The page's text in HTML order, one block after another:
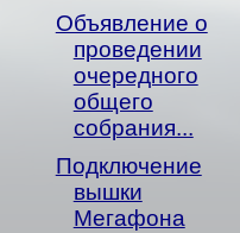
Объявление о
проведении
очередного
общего
собрания...
Подключение
вышки
Мегафона